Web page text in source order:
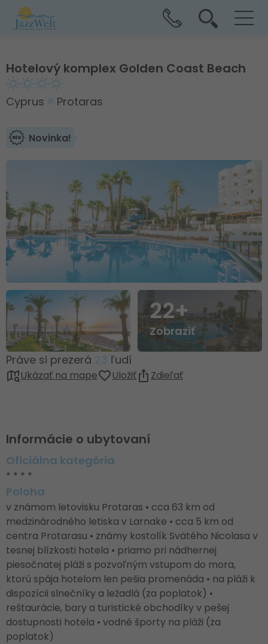
Hotelový komplex Golden Coast Beach
Cyprus Protaras
Novinka!
22+
Zobraziť
Práve si prezerá 23 ľudí
Ukázať na mape Uložiť Zdieľať
Informácie o ubytovaní
Oficiálna kategória
* * * *
Poloha
v známom letovisku Protaras • cca 63 km od
medzinárodného letiska v Larnake • cca 5 km od
centra Protarasu • známy kostolík Svätého Nicolasa v
tesnej blízkosti hotela • priamo pri nádhernej
piesočnatej pláži s pozvoľným vstupom do mora,
ktorú spája hotelom len pešia promenáda • na pláži k
dispozícii slnečníky a ležadlá (za poplatok) •
reštaurácie, bary a turistické obchodíky v pešej
dostupnosti hotela • vodné športy na pláži (za
poplatok)